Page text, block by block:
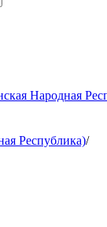
Народная
Республика)/